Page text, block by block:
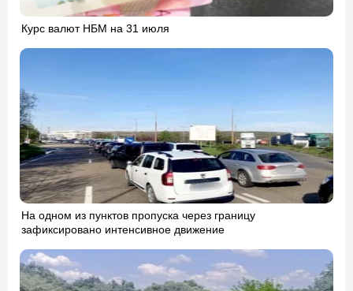
Курс валют НБМ на 31 июля
На одном из пунктов пропуска через границу
зафиксировано интенсивное движение